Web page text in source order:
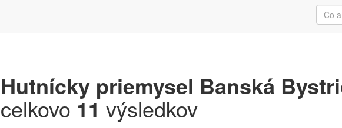
Hutnícky priemysel Banská
celkovo 11výsledkov